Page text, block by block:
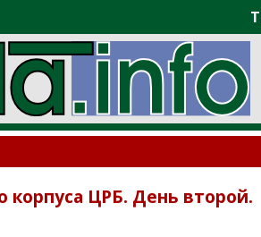
корпуса ЦРБ. День второй.